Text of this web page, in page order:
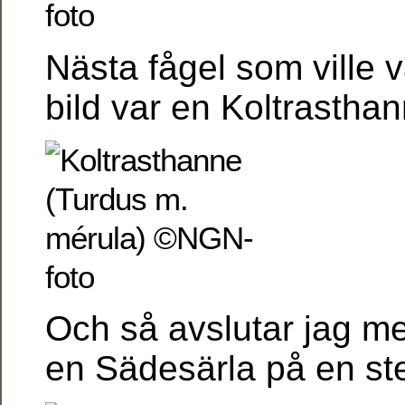
Nästa fågel som ville
bild var en
Och så avslutar jag
en Sädesärla på en